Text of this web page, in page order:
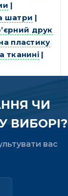
|
шатри |
друк
пластику
тканині |
ЧИ
ВИБОРІ?
вас